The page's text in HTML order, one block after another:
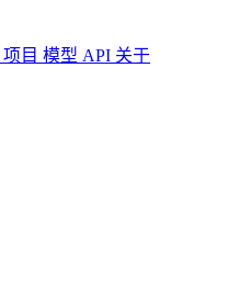
项目 模型 API 关于